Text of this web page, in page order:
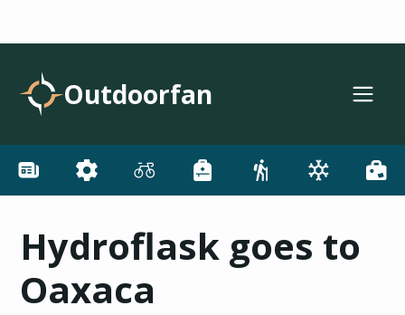
Outdoorfan
Hydroflask goes to
Oaxaca